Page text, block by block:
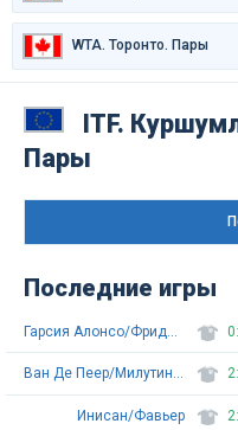
WTA. Торонто. Пары
ITF.
Пары
Последние игры
Гарсия Алонсо/Фридмен
Ван Де Пеер/Милутинович
Инисан/Фавьер